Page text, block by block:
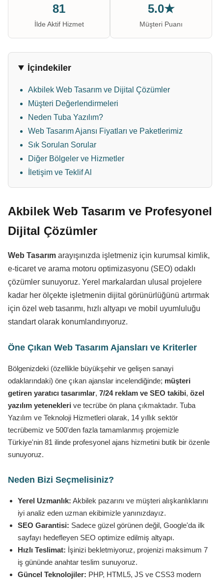
81
İlde Aktif Hizmet
5.0★
Müşteri Puanı
İçindekiler
Akbilek Web Tasarım ve Dijital Çözümler
Müşteri Değerlendirmeleri
Neden Tuba Yazılım?
Web Tasarım Ajansı Fiyatları ve Paketlerimiz
Sık Sorulan Sorular
Diğer Bölgeler ve Hizmetler
İletişim ve Teklif Al
Akbilek Web Tasarım ve Profesyonel
Dijital Çözümler
Web Tasarım arayışınızda işletmeniz için kurumsal kimlik,
e-ticaret ve arama motoru optimizasyonu (SEO) odaklı
çözümler sunuyoruz. Yerel markalardan ulusal projelere
kadar her ölçekte işletmenin dijital görünürlüğünü artırmak
için özel web tasarımı, hızlı altyapı ve mobil uyumluluğu
standart olarak konumlandırıyoruz.
Öne Çıkan Web Tasarım Ajansları ve Kriterler
Bölgenizdeki (özellikle büyükşehir ve gelişen sanayi
odaklarındaki) öne çıkan ajanslar incelendiğinde; müşteri
getiren yaratıcı tasarımlar, 7/24 reklam ve SEO takibi, özel
yazılım yetenekleri ve tecrübe ön plana çıkmaktadır. Tuba
Yazılım ve Teknoloji Hizmetleri olarak, 14 yıllık sektör
tecrübemiz ve 500'den fazla tamamlanmış projemizle
Türkiye'nin 81 ilinde profesyonel ajans hizmetini butik bir özenle
sunuyoruz.
Neden Bizi Seçmelisiniz?
Yerel Uzmanlık: Akbilek pazarını ve müşteri alışkanlıklarını
iyi analiz eden uzman ekibimizle yanınızdayız.
SEO Garantisi: Sadece güzel görünen değil, Google'da ilk
sayfayı hedefleyen SEO optimize edilmiş altyapı.
Hızlı Teslimat: İşinizi bekletmiyoruz, projenizi maksimum 7
iş gününde anahtar teslim sunuyoruz.
Güncel Teknolojiler: PHP, HTML5, JS ve CSS3 modern